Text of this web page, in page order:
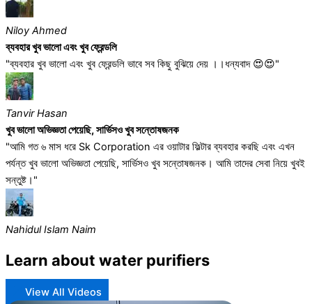
Niloy Ahmed
ব্যবহার খুব ভালো এবং খুব ফ্রেন্ডলি
"ব্যবহার খুব ভালো এবং খুব ফ্রেন্ডলি ভাবে সব কিছু বুঝিয়ে দেয় ।।ধন্যবাদ 😍😍"
Tanvir Hasan
খুব ভালো অভিজ্ঞতা পেয়েছি, সার্ভিসও খুব সন্তোষজনক
"আমি গত ৬ মাস ধরে Sk Corporation এর ওয়াটার ফিল্টার ব্যবহার করছি এবং এখন
পর্যন্ত খুব ভালো অভিজ্ঞতা পেয়েছি, সার্ভিসও খুব সন্তোষজনক। আমি তাদের সেবা নিয়ে খুবই
সন্তুষ্ট।"
Nahidul Islam Naim
Learn about water purifiers
View All Videos